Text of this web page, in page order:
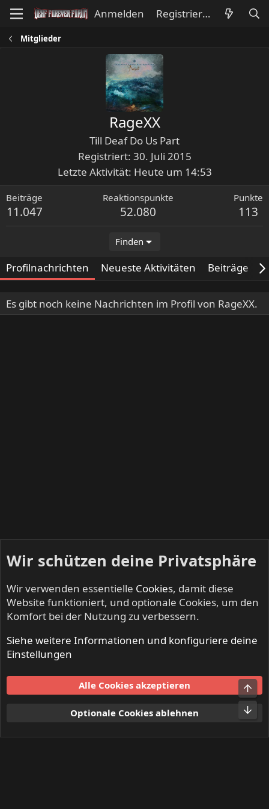
Anmelden Registrieren
Mitglieder
RageXX
Till Deaf Do Us Part
Registriert 30. Juli 2015
Letzte Aktivität Heute um 14:53
Beiträge
11.047
Reaktionspunkte
52.080
Punkte
113
Finden
Profilnachrichten Neueste Aktivitäten Beiträge
Es gibt noch keine Nachrichten im Profil von RageXX.
Mitglieder
Nutzungsbedingungen
Datenschutz
S
Wir schützen deine Privatsphäre
Wir verwenden essentielle Cookies, damit diese
Website funktioniert, und optionale Cookies, um den
Komfort bei der Nutzung zu verbessern.
Siehe weitere Informationen und konfiguriere deine
Einstellungen
Alle Cookies akzeptieren
Optionale Cookies ablehnen